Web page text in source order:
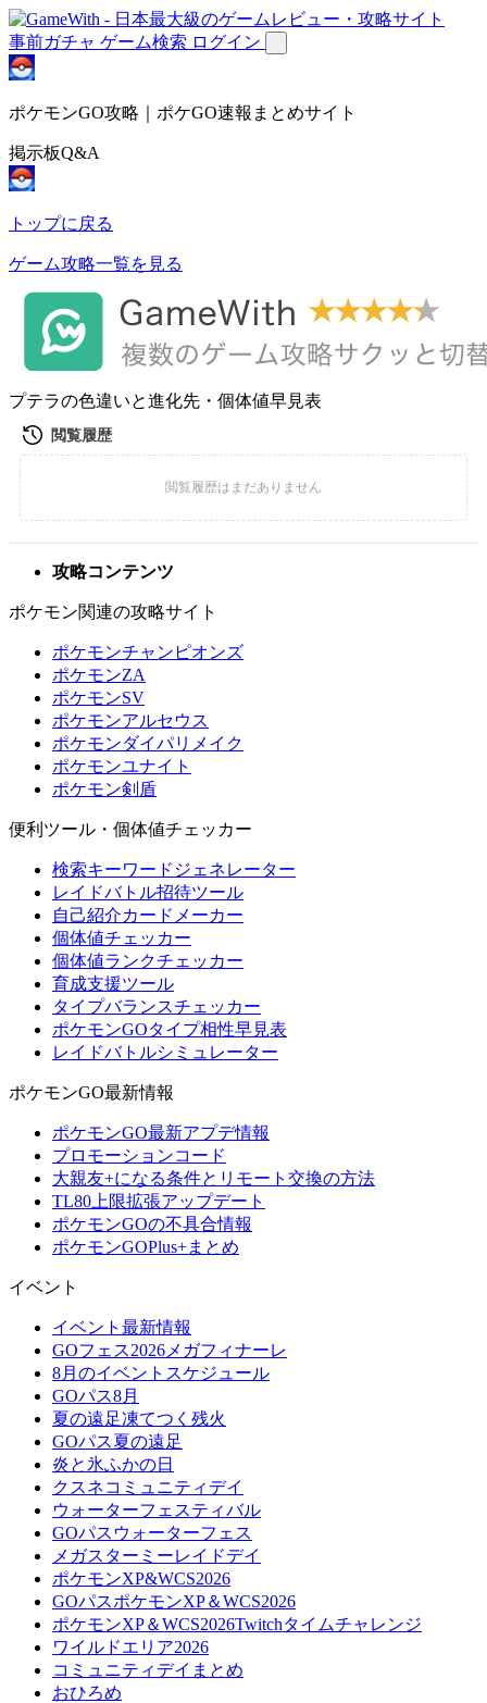
事前ガチャ ゲーム検索 ログイン
ポケモンGO攻略｜ポケGO速報まとめサイト
掲示板Q&A
トップに戻る
ゲーム攻略一覧を見る
プテラの色違いと進化先・個体値早見表
攻略コンテンツ
ポケモン関連の攻略サイト
ポケモンチャンピオンズ
ポケモンZA
ポケモンSV
ポケモンアルセウス
ポケモンダイパリメイク
ポケモンユナイト
ポケモン剣盾
便利ツール・個体値チェッカー
検索キーワードジェネレーター
レイドバトル招待ツール
自己紹介カードメーカー
個体値チェッカー
個体値ランクチェッカー
育成支援ツール
タイプバランスチェッカー
ポケモンGOタイプ相性早見表
レイドバトルシミュレーター
ポケモンGO最新情報
ポケモンGO最新アプデ情報
プロモーションコード
大親友+になる条件とリモート交換の方法
TL80上限拡張アップデート
ポケモンGOの不具合情報
ポケモンGOPlus+まとめ
イベント
イベント最新情報
GOフェス2026メガフィナーレ
8月のイベントスケジュール
GOパス8月
夏の遠足凍てつく残火
GOパス夏の遠足
炎と氷ふかの日
クスネコミュニティデイ
ウォーターフェスティバル
GOパスウォーターフェス
メガスターミーレイドデイ
ポケモンXP&WCS2026
GOパスポケモンXP＆WCS2026
ポケモンXP＆WCS2026Twitchタイムチャレンジ
ワイルドエリア2026
コミュニティデイまとめ
おひろめ